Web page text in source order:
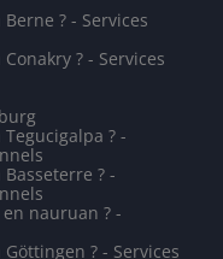
? - Services
? - Services
? -
? -
nauruan ? -
? - Services